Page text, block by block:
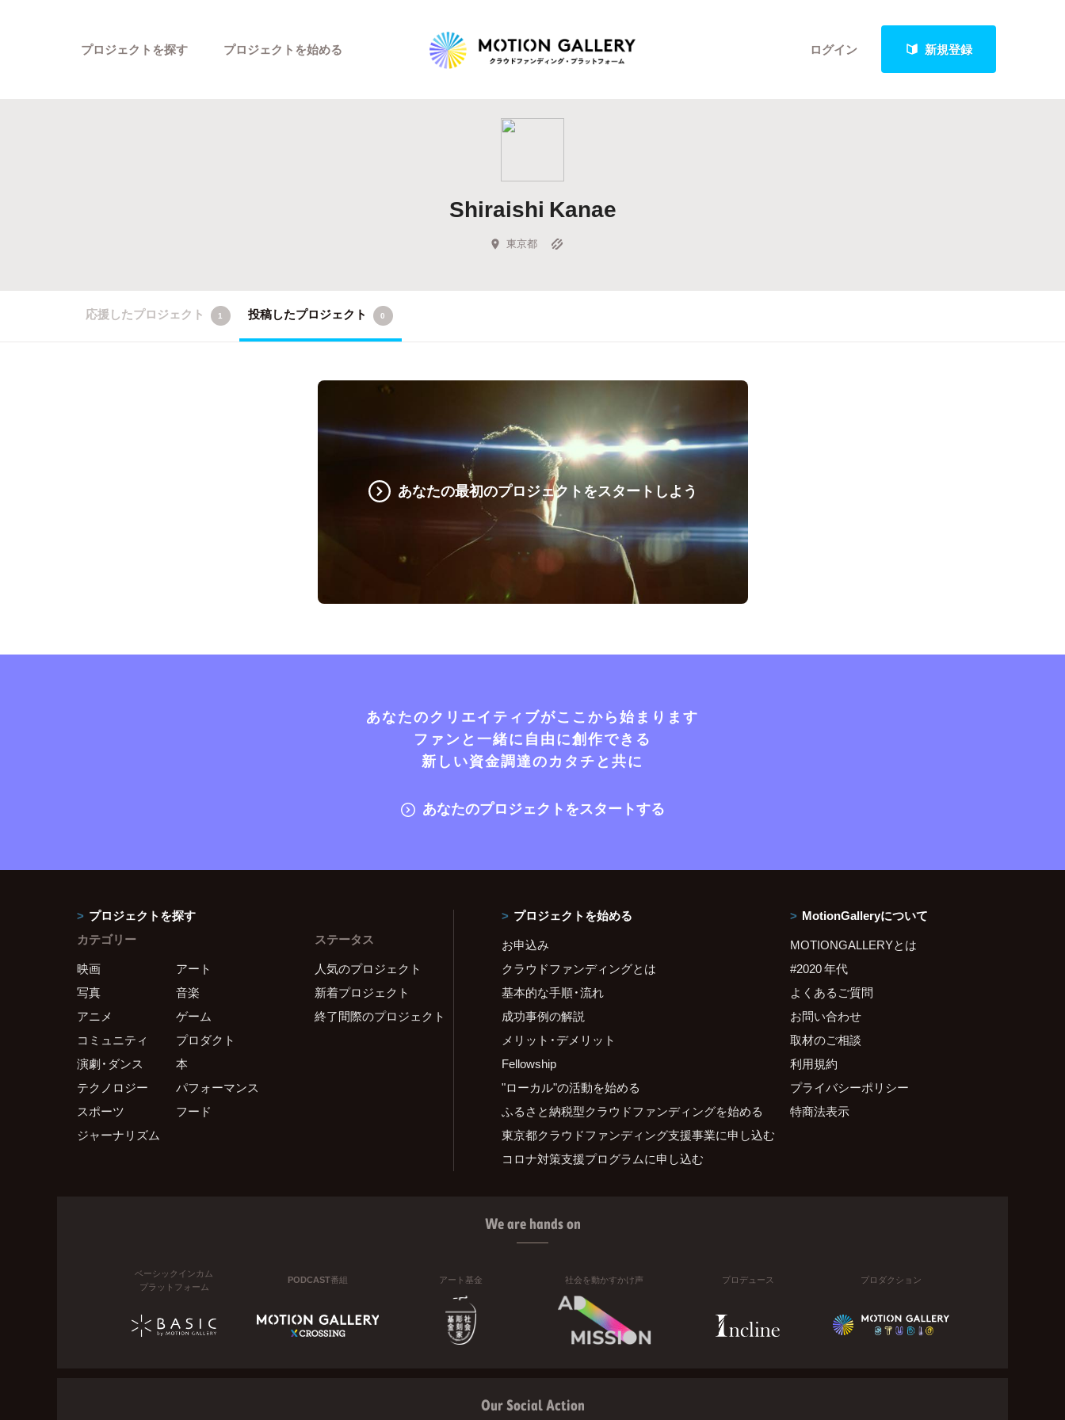
ログイン 新規登録
プロジェクトを探す
Highlight
Feature
キュレーターから探す
プロジェクトを始める
Shiraishi Kanae
東京都
応援したプロジェクト 1 投稿したプロジェクト 0
あなたの最初のプロジェクトをスタートしよう
あなたのクリエイティブがここから始まります
ファンと一緒に自由に創作できる
新しい資金調達のカタチと共に
あなたのプロジェクトをスタートする
プロジェクトを探す
カテゴリー
映画
アート
写真
音楽
アニメ
ゲーム
コミュニティ
プロダクト
演劇・ダンス
本
テクノロジー
パフォーマンス
スポーツ
フード
ジャーナリズム
ステータス
人気のプロジェクト
新着プロジェクト
終了間際のプロジェクト
プロジェクトを始める
お申込み
クラウドファンディングとは
基本的な手順・流れ
成功事例の解説
メリット・デメリット
Fellowship
"ローカル"の活動を始める
ふるさと納税型クラウドファンディングを始める
東京都クラウドファンディング支援事業に申し込む
コロナ対策支援プログラムに申し込む
MotionGalleryについて
MOTIONGALLERYとは
#2020 年代
よくあるご質問
お問い合わせ
取材のご相談
利用規約
プライバシーポリシー
特商法表示
We are hands on
ベーシックインカム
プラットフォーム
PODCAST番組 アート基金 社会を動かすかけ声 プロデュース プロダクション
Our Social Action